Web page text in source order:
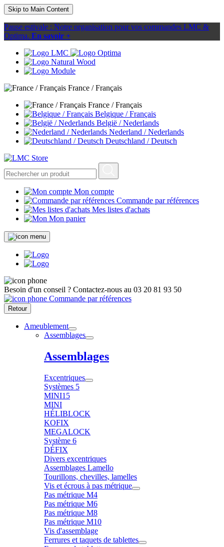
Skip to Main Content
Pause estivale : Notre organisation pour vos commandes LMC &
Optima. En savoir +
France / Français
France / Français
Belgique / Français
België / Nederlands
Nederland / Nederlands
Deutschland / Deutsch
Mon compte
Commande par références
Mes listes d'achats
Mon panier
Besoin d'un conseil ? Contactez-nous au 03 20 81 93 50
Commande par références
Retour
Ameublement
Assemblages
Assemblages
Excentriques
Systèmes 5
MINI15
MINI
HÉLIBLOCK
KOFIX
MEGALOCK
Système 6
DÉFIX
Divers excentriques
Assemblages Lamello
Tourillons, chevilles, lamelles
Vis et écrous à pas métrique
Pas métrique M4
Pas métrique M6
Pas métrique M8
Pas métrique M10
Vis d'assemblage
Ferrures et taquets de tablettes